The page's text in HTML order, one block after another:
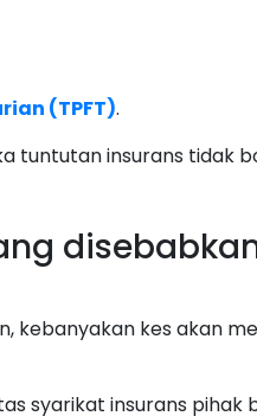
(TPFT).
tuntutan insurans tidak
kebanyakan kes akan
syarikat insurans pihak